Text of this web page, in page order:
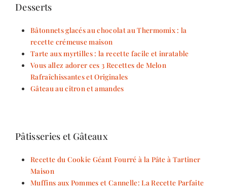
Desserts
Bâtonnets glacés au chocolat au Thermomix : la
recette crémeuse maison
Tarte aux myrtilles : la recette facile et inratable
Vous allez adorer ces 3 Recettes de Melon
Rafraîchissantes et Originales
Gâteau au citron et amandes
Pâtisseries et Gâteaux
Recette du Cookie Géant Fourré à la Pâte à Tartiner
Maison
Muffins aux Pommes et Cannelle: La Recette Parfaite